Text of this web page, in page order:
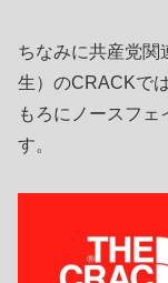
ちなみに共産党関
生）のCRACKで
もろにノースフェ
す。